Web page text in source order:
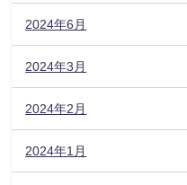
2024年6月
2024年3月
2024年2月
2024年1月